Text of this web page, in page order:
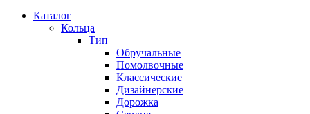
Каталог
Кольца
Тип
Обручальные
Помолвочные
Классические
Дизайнерские
Дорожка